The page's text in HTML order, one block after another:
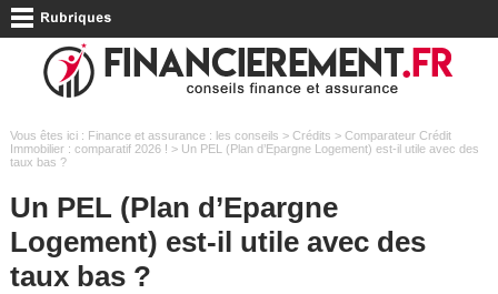
Vous êtes ici : Finance et assurance : les conseils > Crédits > Comparateur Crédit
Immobilier : comparatif 2026 ! > Un PEL (Plan d’Epargne Logement) est-il utile avec des
taux bas ?
Un PEL (Plan d’Epargne
Logement) est-il utile avec des
taux bas ?